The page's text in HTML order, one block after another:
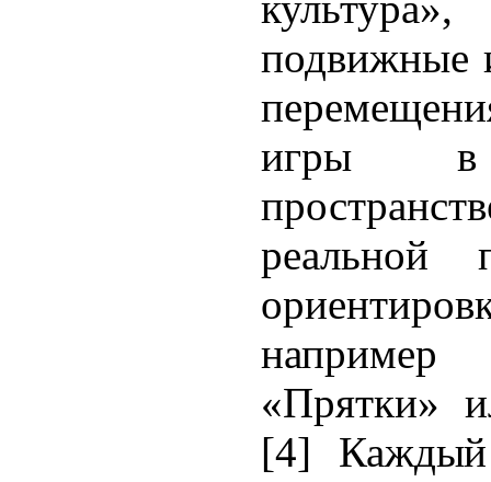
подвижные
игры в
реаль­ной
«Прятки»
[4] Каждый